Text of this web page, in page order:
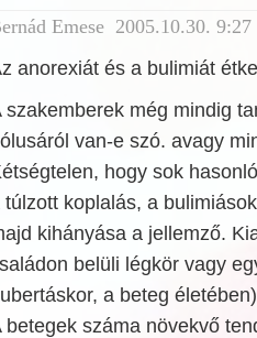
Emese 2005.10.30. 9:27
anorexiát és a bulimiát
szakemberek még mindig
van-e szó. avagy
hogy sok
túlzott koplalás, a
kihányása a jellemző.
belüli légkör vagy
a beteg
betegek száma növekvő